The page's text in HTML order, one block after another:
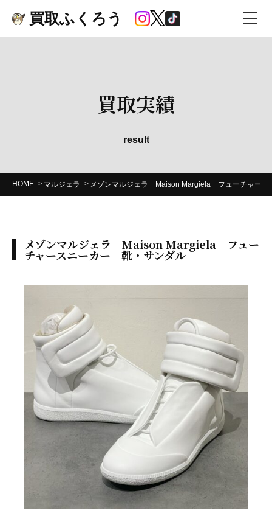
買取ふくろう
買取実績
result
HOME マルジェラ メゾンマルジェラ Maison Margiela フューチャー
メゾンマルジェラ Maison Margiela フュー
チャースニーカー 靴・サンダル